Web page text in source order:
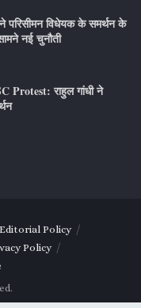
विधेयक के समर्थन के
नई चुनौती
Protest: राहुल गांधी ने
Editorial Policy
Policy